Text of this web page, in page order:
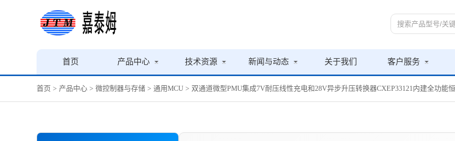
首页 产品中心 技术资源 新闻与动态 关于我们 客户服务
首页 > 产品中心 > 微控制器与存储 > 通用MCU > 双通道微型PMU集成7V耐压线性充电和28V异步升压转换器CXEP33121内建全功能